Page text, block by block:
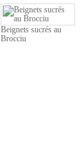
Beignets sucrés au
Brocciu